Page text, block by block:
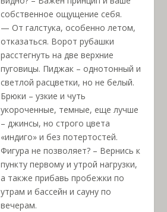
собственное ощущение себя.
— От галстука, особенно летом,
отказаться. Ворот рубашки
расстегнуть на две верхние
пуговицы. Пиджак – однотонный и
светлой расцветки, но не белый.
Брюки – узкие и чуть
укороченные, темные, еще лучше
– джинсы, но строго цвета
«индиго» и без потертостей.
Фигура не позволяет? – Вернись к
пункту первому и утрой нагрузки,
а также прибавь пробежки по
утрам и бассейн и сауну по
вечерам.